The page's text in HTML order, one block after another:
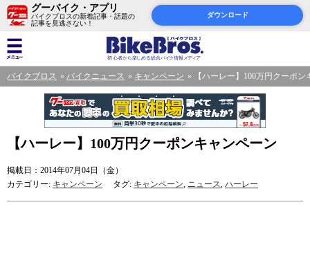
グーバイク・アプリ
バイクブロスの新着記事・話題の
記事を見逃さない！
ダウンロード
バイクブロス バイクニュース キャンペーン 【ハーレー】100万円クーポ
【ハーレー】100万円クーポンキャンペーン
掲載日：2014年07月04日（金）
カテゴリー: キャンペーン タグ: キャンペーン, ニュース, ハーレー